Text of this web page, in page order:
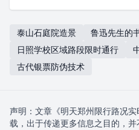
泰山石庭院造景
鲁迅先生的
日照学校区域路段限时通行
古代银票防伪技术
声明：文章《明天郑州限行路况
载，出于传递更多信息之目的，